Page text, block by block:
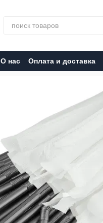
О нас Оплата и доставка